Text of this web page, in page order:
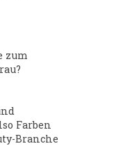
zum
Farben
Branche